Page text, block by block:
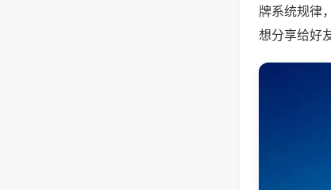
牌系统规律
想分享给好